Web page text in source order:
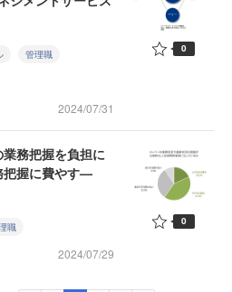
管理職
2024/07/31
0
務把握を負担に
握に費やす—
職
2024/07/29
0